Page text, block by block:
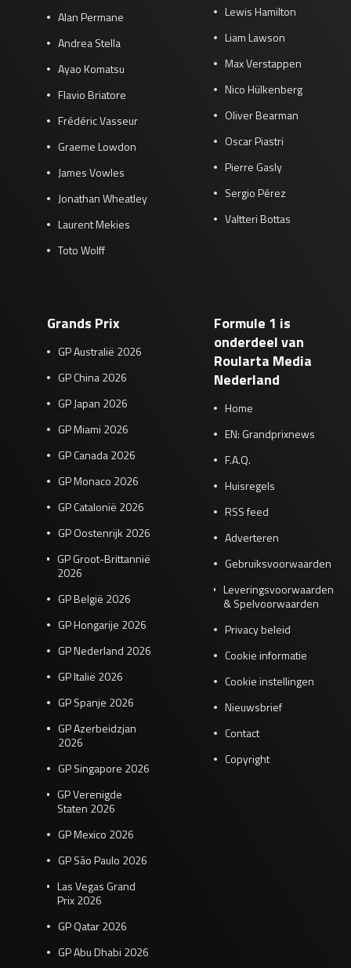
Alan Permane
Andrea Stella
Ayao Komatsu
Flavio Briatore
Frédéric Vasseur
Graeme Lowdon
James Vowles
Jonathan Wheatley
Laurent Mekies
Toto Wolff
Lewis Hamilton
Liam Lawson
Max Verstappen
Nico Hülkenberg
Oliver Bearman
Oscar Piastri
Pierre Gasly
Sergio Pérez
Valtteri Bottas
Grands Prix
GP Australië 2026
GP China 2026
GP Japan 2026
GP Miami 2026
GP Canada 2026
GP Monaco 2026
GP Catalonië 2026
GP Oostenrijk 2026
GP Groot-Brittannië
2026
GP België 2026
GP Hongarije 2026
GP Nederland 2026
GP Italië 2026
GP Spanje 2026
GP Azerbeidzjan
2026
GP Singapore 2026
GP Verenigde
Staten 2026
GP Mexico 2026
GP São Paulo 2026
Las Vegas Grand
Prix 2026
GP Qatar 2026
GP Abu Dhabi 2026
Formule 1 is
onderdeel van
Roularta Media
Nederland
Home
EN: Grandprixnews
F.A.Q.
Huisregels
RSS feed
Adverteren
Gebruiksvoorwaarden
Leveringsvoorwaarden
& Spelvoorwaarden
Privacy beleid
Cookie informatie
Cookie instellingen
Nieuwsbrief
Contact
Copyright